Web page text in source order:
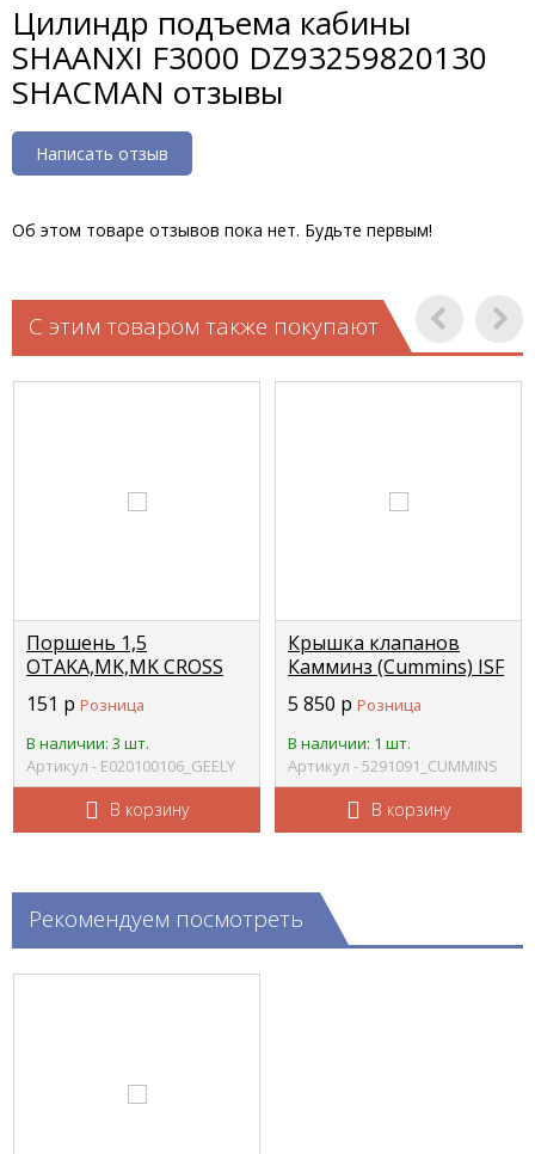
Цилиндр подъема кабины
SHAANXI F3000 DZ93259820130
SHACMAN отзывы
Написать отзыв
Об этом товаре отзывов пока нет. Будьте первым!
С этим товаром также покупают
Поршень 1,5
OTAKA,MK,MK CROSS
УЦЕНКА GEELY
E020100106
151 р Розница
В наличии: 3 шт.
Артикул - E020100106_GEELY
В корзину
Крышка клапанов
Камминз (Cummins) ISF
3.8 Евро-4 CUMMINS
5291091
5 850 р Розница
В наличии: 1 шт.
Артикул - 5291091_CUMMINS
В корзину
Рекомендуем посмотреть